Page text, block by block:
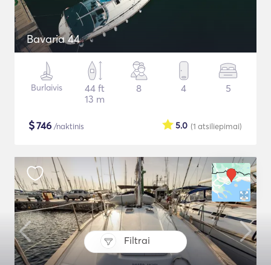
Filtrai
Bavaria 44
Burlaivis
44 ft
13 m
8 4 5
$746 /naktinis (1 atsiliepimai)
5.0